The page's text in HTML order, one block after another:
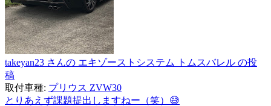
takeyan23 さんの エキゾーストシステム トムスバレル の投
稿
取付車種: プリウス ZVW30
とりあえず課題提出しますねー（笑）😅